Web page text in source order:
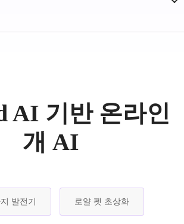
AI 기반 온라인
개 AI
발전기 로얄 펫 초상화